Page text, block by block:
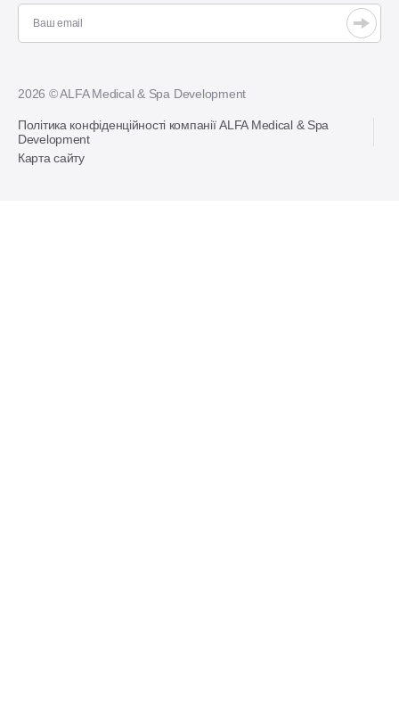
2026 © ALFA Medical & Spa Development
Політика конфіденційності компанії ALFA Medical & Spa
Development
Карта сайту